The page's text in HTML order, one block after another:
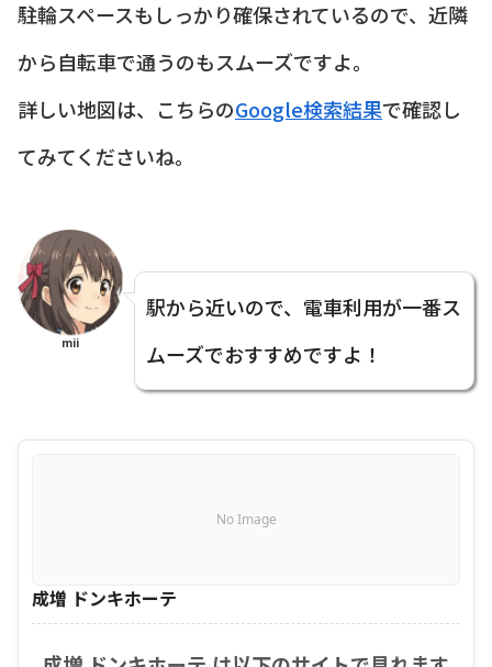
駐輪スペースもしっかり確保されているので、近隣
から自転車で通うのもスムーズですよ。
詳しい地図は、こちらのGoogle検索結果で確認し
てみてくださいね。
mii
駅から近いので、電車利用が一番ス
ムーズでおすすめですよ！
No Image
成増 ドンキホーテ